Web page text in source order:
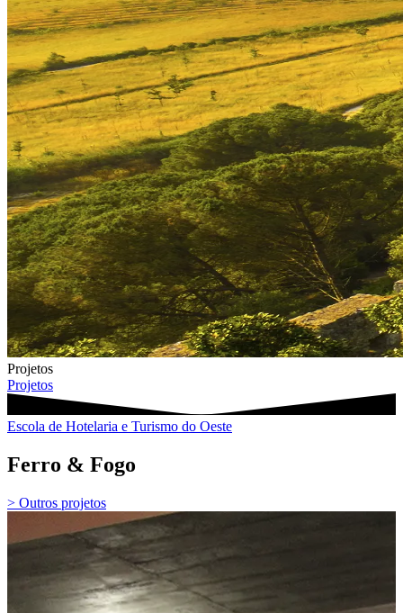
Projetos
Projetos
Escola de Hotelaria e Turismo do Oeste
Ferro & Fogo
> Outros projetos